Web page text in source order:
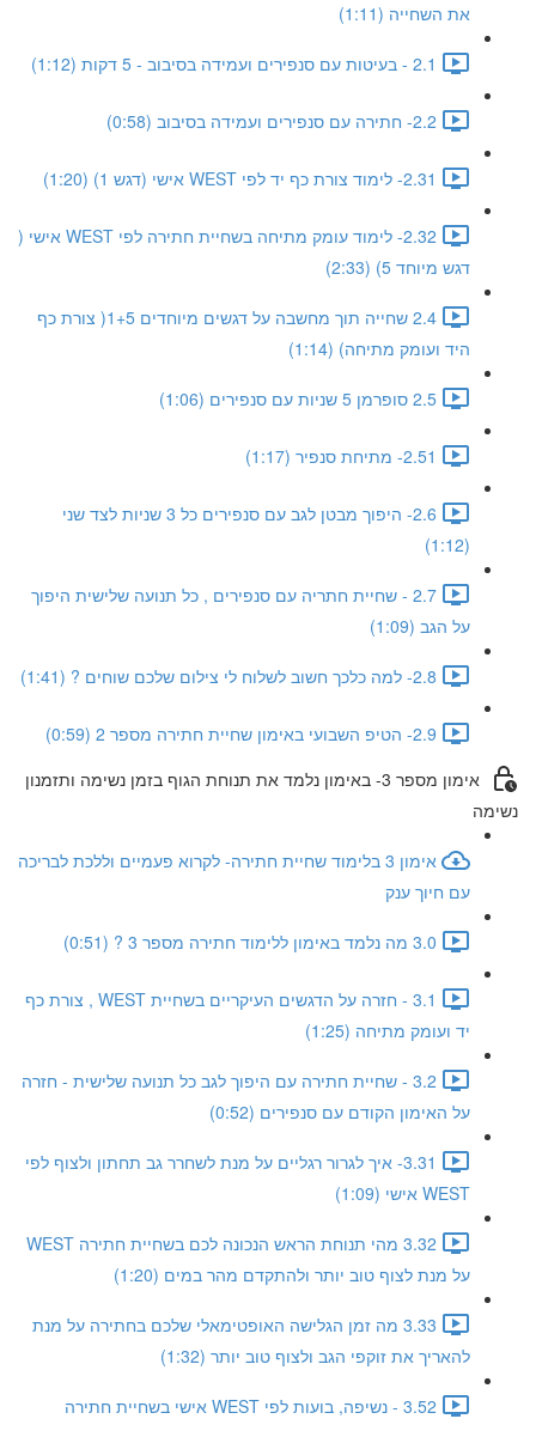
את השחייה (1:11)
2.1 - בעיטות עם סנפירים ועמידה בסיבוב - 5 דקות (1:12)
2.2- חתירה עם סנפירים ועמידה בסיבוב (0:58)
2.31- לימוד צורת כף יד לפי WEST אישי (דגש 1) (1:20)
2.32- לימוד עומק מתיחה בשחיית חתירה לפי WEST אישי (
דגש מיוחד 5) (2:33)
2.4 שחייה תוך מחשבה על דגשים מיוחדים 1+5( צורת כף
היד ועומק מתיחה) (1:14)
2.5 סופרמן 5 שניות עם סנפירים (1:06)
2.51- מתיחת סנפיר (1:17)
2.6- היפוך מבטן לגב עם סנפירים כל 3 שניות לצד שני
(1:12)
2.7 - שחיית חתריה עם סנפירים , כל תנועה שלישית היפוך
על הגב (1:09)
2.8- למה כלכך חשוב לשלוח לי צילום שלכם שוחים ? (1:41)
2.9- הטיפ השבועי באימון שחיית חתירה מספר 2 (0:59)
אימון מספר 3- באימון נלמד את תנוחת הגוף בזמן נשימה ותזמנון
נשימה
אימון 3 בלימוד שחיית חתירה- לקרוא פעמיים וללכת לבריכה
עם חיוך ענק
3.0 מה נלמד באימון ללימוד חתירה מספר 3 ? (0:51)
3.1 - חזרה על הדגשים העיקריים בשחיית WEST , צורת כף
יד ועומק מתיחה (1:25)
3.2 - שחיית חתירה עם היפוך לגב כל תנועה שלישית - חזרה
על האימון הקודם עם סנפירים (0:52)
3.31- איך לגרור רגליים על מנת לשחרר גב תחתון ולצוף לפי
WEST אישי (1:09)
3.32 מהי תנוחת הראש הנכונה לכם בשחיית חתירה WEST
על מנת לצוף טוב יותר ולהתקדם מהר במים (1:20)
3.33 מה זמן הגלישה האופטימאלי שלכם בחתירה על מנת
להאריך את זוקפי הגב ולצוף טוב יותר (1:32)
3.52 - נשיפה, בועות לפי WEST אישי בשחיית חתירה